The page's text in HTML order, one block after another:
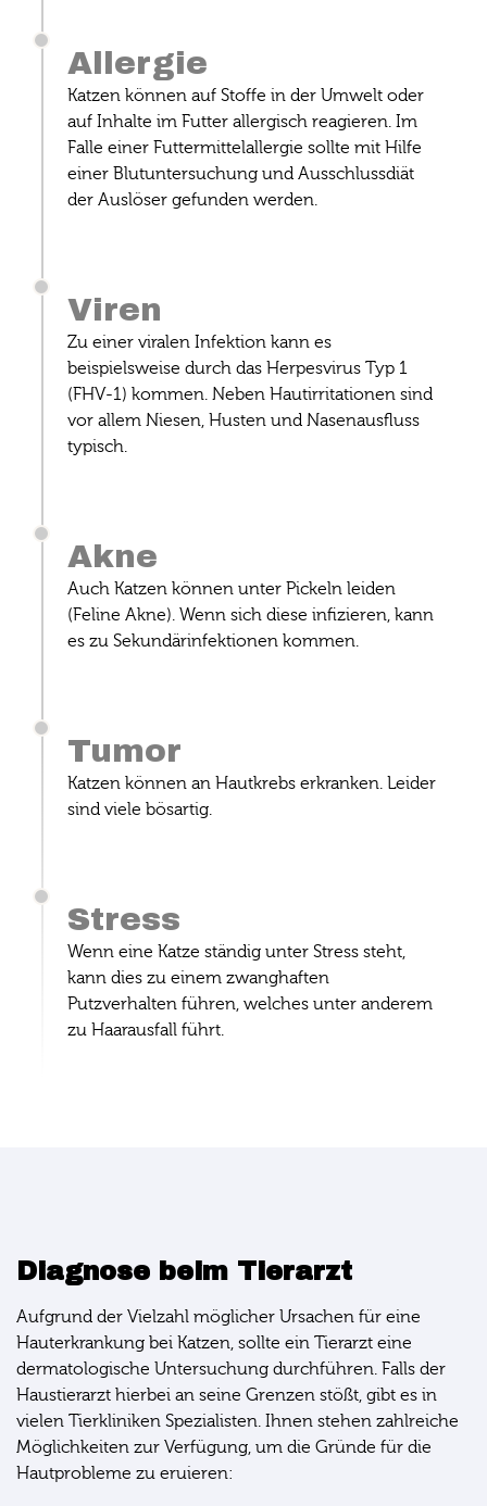
Allergie
Katzen können auf Stoffe in der Umwelt oder
auf Inhalte im Futter allergisch reagieren. Im
Falle einer Futtermittelallergie sollte mit Hilfe
einer Blutuntersuchung und Ausschlussdiät
der Auslöser gefunden werden.
Viren
Zu einer viralen Infektion kann es
beispielsweise durch das Herpesvirus Typ 1
(FHV-1) kommen. Neben Hautirritationen sind
vor allem Niesen, Husten und Nasenausfluss
typisch.
Akne
Auch Katzen können unter Pickeln leiden
(Feline Akne). Wenn sich diese infizieren, kann
es zu Sekundärinfektionen kommen.
Tumor
Katzen können an Hautkrebs erkranken. Leider
sind viele bösartig.
Stress
Wenn eine Katze ständig unter Stress steht,
kann dies zu einem zwanghaften
Putzverhalten führen, welches unter anderem
zu Haarausfall führt.
Diagnose beim Tierarzt
Aufgrund der Vielzahl möglicher Ursachen für eine
Hauterkrankung bei Katzen, sollte ein Tierarzt eine
dermatologische Untersuchung durchführen. Falls der
Haustierarzt hierbei an seine Grenzen stößt, gibt es in
vielen Tierkliniken Spezialisten. Ihnen stehen zahlreiche
Möglichkeiten zur Verfügung, um die Gründe für die
Hautprobleme zu eruieren: